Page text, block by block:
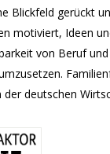
Blickfeld gerückt
motiviert, Ideen
von Beruf
der deutschen